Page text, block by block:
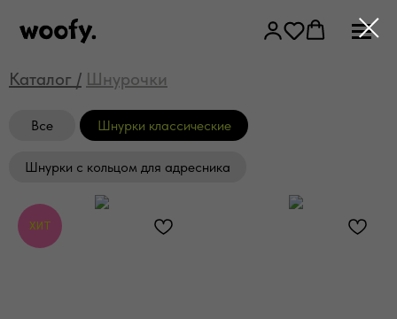
Шнурочки
Каталог /
Все Шнурки классические
Шнурки с кольцом для адресника
ХИТ